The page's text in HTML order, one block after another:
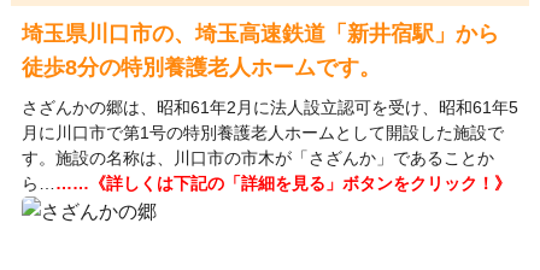
埼玉県川口市の、埼玉高速鉄道「新井宿駅」から
徒歩8分の特別養護老人ホームです。
さざんかの郷は、昭和61年2月に法人設立認可を受け、昭和61年5
月に川口市で第1号の特別養護老人ホームとして開設した施設で
す。施設の名称は、川口市の市木が「さざんか」であることか
ら… ……《詳しくは下記の「詳細を見る」ボタンをクリック！》